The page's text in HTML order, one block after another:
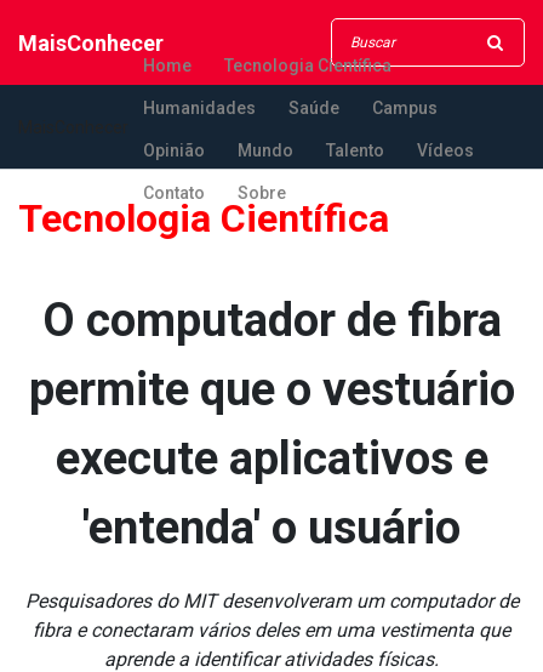
MaisConhecer
Home Tecnologia Científica
Humanidades Saúde Campus
Opinião Mundo Talento Vídeos
Contato Sobre
Tecnologia Científica
O computador de fibra
permite que o vestuário
execute aplicativos e
'entenda' o usuário
Pesquisadores do MIT desenvolveram um computador de
fibra e conectaram vários deles em uma vestimenta que
aprende a identificar atividades físicas.